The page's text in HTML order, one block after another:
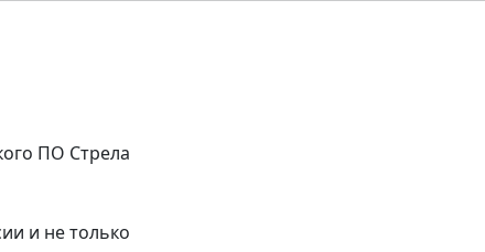
ПО Стрела
и не только